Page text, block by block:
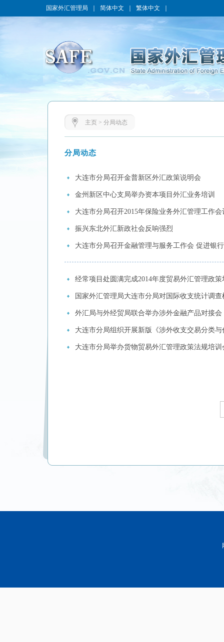
国家外汇管理局 简体中文 繁体中文
主页> 分局动态
分局动态
大连市分局召开金普新区外汇政策说明会
金州新区中心支局举办资本项目外汇业务培训
大连市分局召开2015年保险业务外汇管理工作会
振兴东北外汇新政社会反响强烈
大连市分局召开金融管理与服务工作会 促进银
经常项目处圆满完成2014年度贸易外汇管理政策
国家外汇管理局大连市分局对国际收支统计调
外汇局与外经贸局联合举办涉外金融产品对接会
大连市分局组织开展新版《涉外收支交易分类与
大连市分局举办货物贸易外汇管理政策法规培训